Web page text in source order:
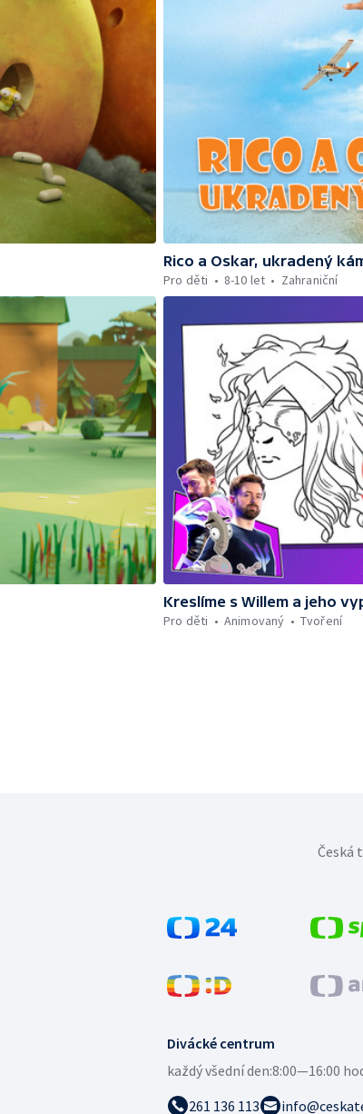
Rico a Oskar, ukradený
Pro děti
8-10 let Zahraniční
Kreslíme s Willem a jeho
Pro děti
Animovaný Tvoření
Divácké centrum
každý všední den:8:00—16:00
261 136 113
Česká